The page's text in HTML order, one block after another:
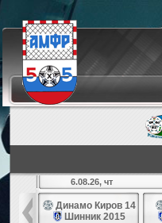
14
6.08.26, чт
Динамо Киров 14
Шинник 2015